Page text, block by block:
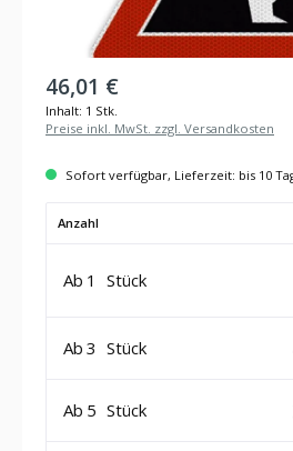
46,01 €
Inhalt: 1 Stk.
Preise inkl. MwSt. zzgl. Versandkosten
Sofort verfügbar, Lieferzeit: bis 10
Anzahl
Ab 1 Stück
Ab 3 Stück
Ab 5 Stück